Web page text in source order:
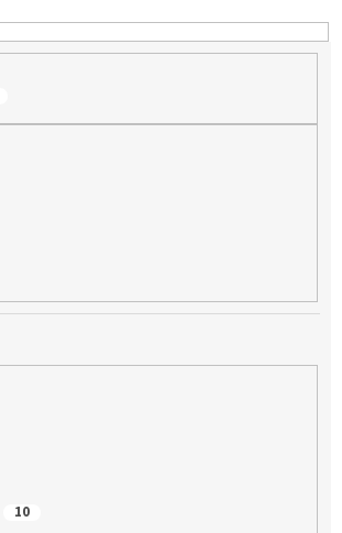
10